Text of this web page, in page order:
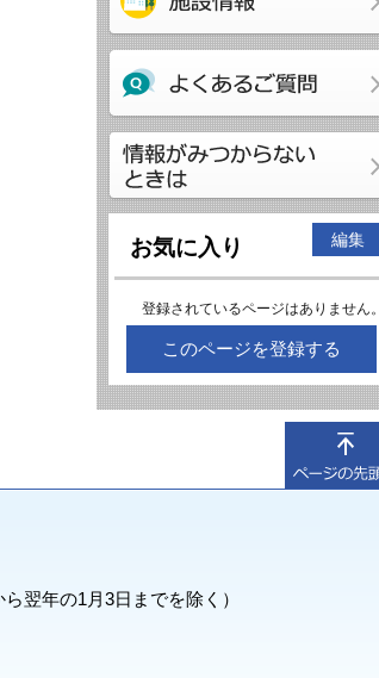
お気に入り 編集
登録されているページはありません。
このページを登録する
翌年の1月3日までを除く）